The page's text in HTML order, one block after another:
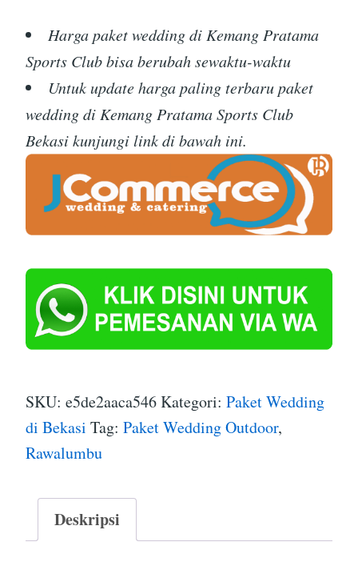
Harga paket wedding di Kemang Pratama
Sports Club bisa berubah sewaktu-waktu
Untuk update harga paling terbaru paket
wedding di Kemang Pratama Sports Club
Bekasi kunjungi link di bawah ini.
SKU: e5de2aaca546Kategori: Paket Wedding
di Bekasi Tag: Paket Wedding Outdoor,
Rawalumbu
Deskripsi